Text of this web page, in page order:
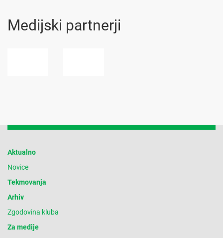
Medijski partnerji
Aktualno
Novice
Tekmovanja
Arhiv
Zgodovina kluba
Za medije